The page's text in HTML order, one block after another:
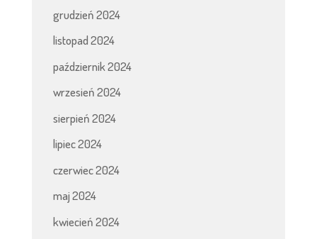
grudzień 2024
listopad 2024
październik 2024
wrzesień 2024
sierpień 2024
lipiec 2024
czerwiec 2024
maj 2024
kwiecień 2024